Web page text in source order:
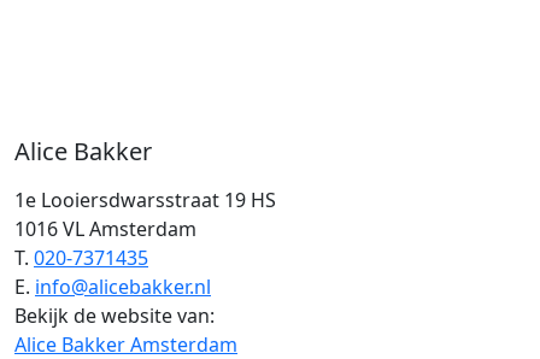
Alice Bakker
1e Looiersdwarsstraat 19 HS
1016 VL Amsterdam
T. 020-7371435
E. info@alicebakker.nl
Bekijk de website van:
Alice Bakker Amsterdam